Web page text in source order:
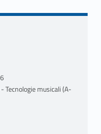
Tecnologie musicali (A-